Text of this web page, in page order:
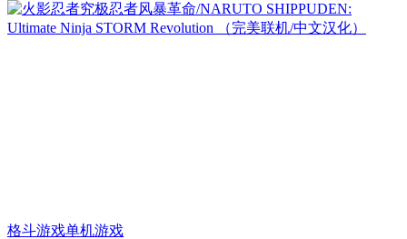
格斗游戏单机游戏